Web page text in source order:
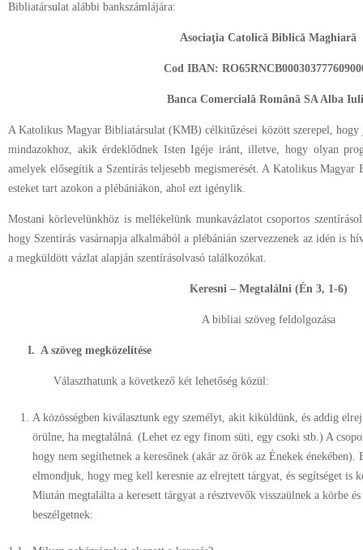
Bibliatársulat alábbi bankszámlájára:
Asociaţia Catolică Biblică Maghiară
Cod IBAN:
Banca Comercială Română SA Alba
A Katolikus Magyar Bibliatársulat (KMB) célkitűzései között szerepel, hogy
mindazokhoz, akik érdeklődnek Isten Igéje iránt, illetve, hogy olyan
amelyek elősegítik a Szentírás teljesebb megismerését. A Katolikus
esteket tart azokon a plébániákon, ahol ezt igénylik.
Mostani körlevelünkhöz is mellékelünk munkavázlatot csoportos
hogy Szentírás vasárnapja alkalmából a plébánián szervezzenek az idén is
a megküldött vázlat alapján szentírásolvasó találkozókat.
Keresni – Megtalálni (Én 3, 1-6)
A bibliai szöveg feldolgozása
I. A szöveg megközelítése
Választhatunk a következő két lehetőség közül:
A közösségben kiválasztunk egy személyt, akit kiküldünk, és addig
örülne, ha megtalálná. (Lehet ez egy finom süti, egy csoki stb.) A
hogy nem segíthetnek a keresőnek (akár az őrök az Énekek
elmondjuk, hogy meg kell keresnie az elrejtett tárgyat, és segítséget is
Miután megtalálta a keresett tárgyat a résztvevők visszaülnek a körbe
beszélgetnek: